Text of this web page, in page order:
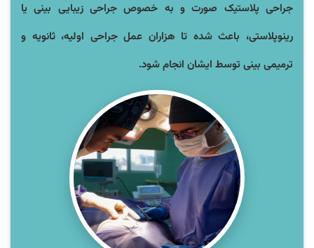
جراحی پلاستیک صورت و به خصوص جراحی زیبایی بینی یا
رینوپلاستی، باعث شده تا هزاران عمل جراحی اولیه، ثانویه و
ترمیمی بینی توسط ایشان انجام شود.